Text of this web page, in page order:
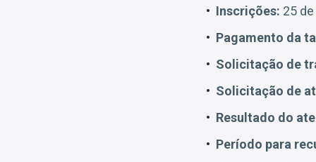
Inscrições: 25
Pagamento da
Solicitação de
Solicitação de
Resultado do
Período para